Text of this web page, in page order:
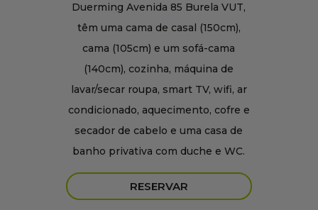
Duerming Avenida 85 Burela VUT,
têm uma cama de casal (150cm),
cama (105cm) e um sofá-cama
(140cm), cozinha, máquina de
lavar/secar roupa, smart TV, wifi, ar
condicionado, aquecimento, cofre e
secador de cabelo e uma casa de
banho privativa com duche e WC.
RESERVAR